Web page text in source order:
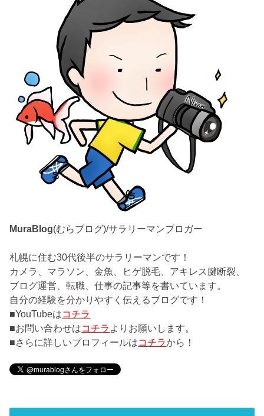
MuraBlog(むらブログ)/サラリーマンブロガー
札幌に住む30代後半のサラリーマンです！
カメラ、マラソン、金魚、ヒゲ脱毛、アキレス腱断裂、
ブログ運営、転職、仕事の記事等を書いています。
自分の経験を分かりやすく伝えるブログです！
■YouTubeはコチラ
■お問い合わせはコチラ よりお願いします。
■さらに詳しいプロフィールはコチラから！